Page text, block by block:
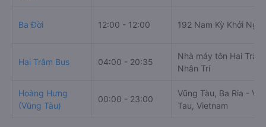
Ba Đời 12:00 - 12:00 192 Nam Kỳ Khởi
Hai Trâm Bus 04:00 - 20:35
Nhà máy tôn Hai
Nhân Trí
Hoàng Hưng
(Vũng Tàu)
00:00 - 23:00
Vũng Tàu, Ba Ria -
Tau, Vietnam